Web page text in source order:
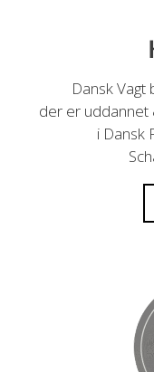
Dansk
der er uddannet
i Dansk